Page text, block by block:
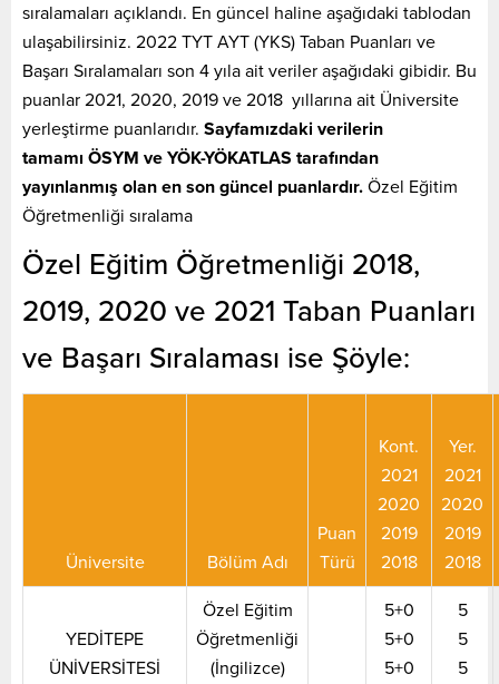
sıralamaları açıklandı. En güncel haline aşağıdaki tablodan
ulaşabilirsiniz. 2022 TYT AYT (YKS) Taban Puanları ve
Başarı Sıralamaları son 4 yıla ait veriler aşağıdaki gibidir. Bu
puanlar 2021, 2020, 2019 ve 2018 yıllarına ait Üniversite
yerleştirme puanlarıdır. Sayfamızdaki verilerin
tamamı ÖSYM ve YÖK-YÖKATLAS tarafından
yayınlanmış olan en son güncel puanlardır. Özel Eğitim
Öğretmenliği sıralama
Özel Eğitim Öğretmenliği 2018,
2019, 2020 ve 2021 Taban Puanları
ve Başarı Sıralaması ise Şöyle:
Üniversite Bölüm Adı
Puan
Türü
Kont.
2021
2020
2019
2018
Yer.
2021
2020
2019
2018
YEDİTEPE
ÜNİVERSİTESİ
Özel Eğitim
Öğretmenliği
(İngilizce)
5+0
5+0
5+0
5
5
5